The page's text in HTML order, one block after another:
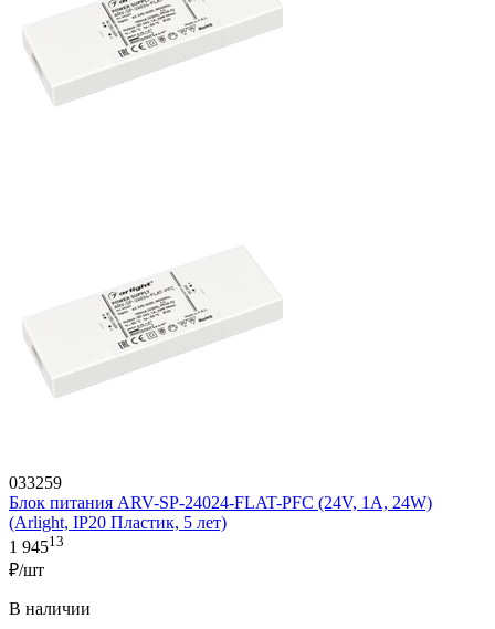
033259
Блок питания ARV-SP-24024-FLAT-PFC (24V, 1A, 24W)
(Arlight, IP20 Пластик, 5 лет)
1 94513
₽/шт
В наличии